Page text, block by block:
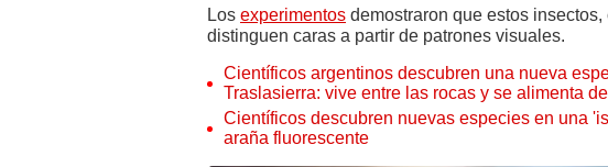
Los experimentos demostraron que estos
distinguen caras a partir de patrones visuales.
Científicos argentinos descubren una nueva
Traslasierra: vive entre las rocas y se alimenta
Científicos descubren nuevas especies en una
araña fluorescente